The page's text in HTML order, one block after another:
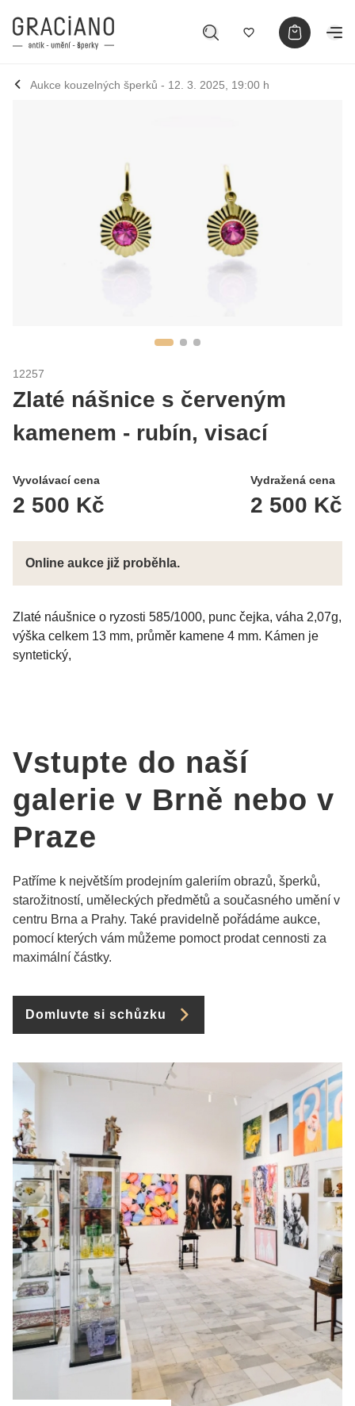
Aukce kouzelných šperků - 12. 3. 2025, 19:00 h
12257
Zlaté nášnice s červeným
kamenem - rubín, visací
Vyvolávací cena
2 500 Kč
Vydražená cena
2 500 Kč
Online aukce již proběhla.
Zlaté náušnice o ryzosti 585/1000, punc čejka, váha 2,07g,
výška celkem 13 mm, průměr kamene 4 mm. Kámen je
syntetický,
Vstupte do naší
galerie v Brně nebo v
Praze
Patříme k největším prodejním galeriím obrazů, šperků,
starožitností, uměleckých předmětů a současného umění v
centru Brna a Prahy. Také pravidelně pořádáme aukce,
pomocí kterých vám můžeme pomoct prodat cennosti za
maximální částky.
Domluvte si schůzku